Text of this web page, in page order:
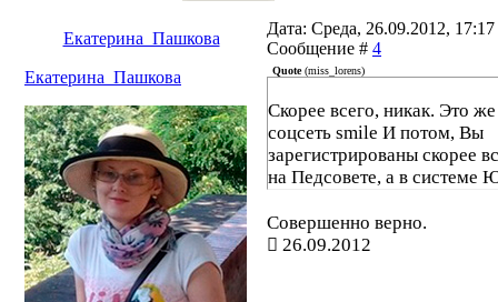
Екатерина_Пашкова
Дата: Среда, 26.09.2012, 17:17
Сообщение # 4
Екатерина_Пашкова
Quote(miss_lorens)
Скорее всего, никак. Это
соцсеть smile И потом, Вы
зарегистрированы скорее
на Педсовете, а в системе
Совершенно верно.
26.09.2012